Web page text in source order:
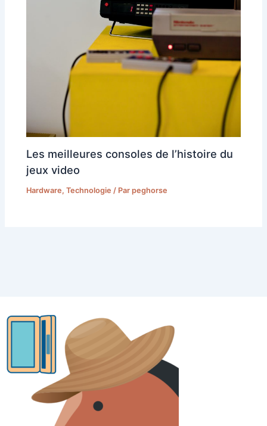
Les meilleures consoles de l’histoire du
jeux video
Hardware,Technologie / Parpeghorse